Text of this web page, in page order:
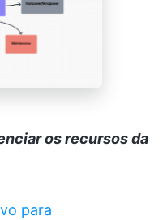
os recursos da
para